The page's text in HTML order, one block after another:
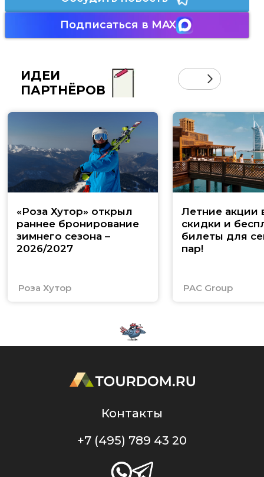
Подписаться в MAX
ИДЕИ
ПАРТНЁРОВ
«Роза Хутор» открыл
раннее бронирование
зимнего сезона –
2026/2027
Роза Хутор
Летние акции
скидки и
билеты для
пар!
PAC Group
Контакты
+7 (495) 789 43 20